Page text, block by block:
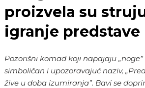
proizvela su
igranje predstave
Pozorišni komad koji napajaju
simboličan i upozoravajuć naziv,
žive u doba izumiranja”. Bavi se